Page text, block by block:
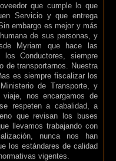
que cumple lo que
Servicio y que entrega
embargo es mejor y más
de sus personas, y
Myriam que hace las
Conductores, siempre
de transportarnos. Nuestra
es siempre fiscalizar los
de Transporte, y
nos encargamos de
respeten a cabalidad, a
que revisan los buses
llevamos trabajando con
nunca nos han
los estándares de calidad
vigentes.